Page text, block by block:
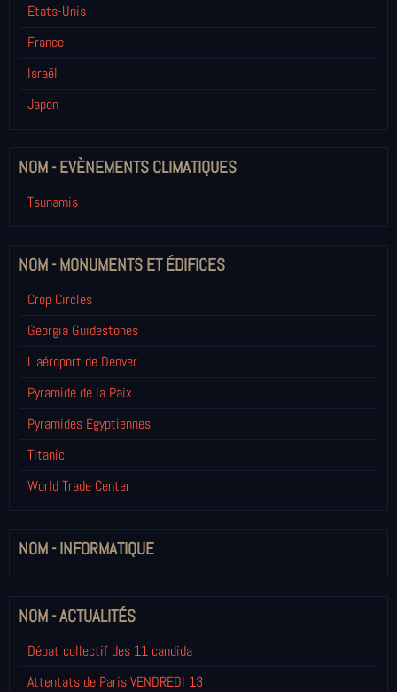
Etats-Unis
France
Israël
Japon
NOM - EVÈNEMENTS CLIMATIQUES
Tsunamis
NOM - MONUMENTS ET ÉDIFICES
Crop Circles
Georgia Guidestones
L’aéroport de Denver
Pyramide de la Paix
Pyramides Egyptiennes
Titanic
World Trade Center
NOM - INFORMATIQUE
NOM - ACTUALITÉS
Débat collectif des 11 candida
Attentats de Paris VENDREDI 13